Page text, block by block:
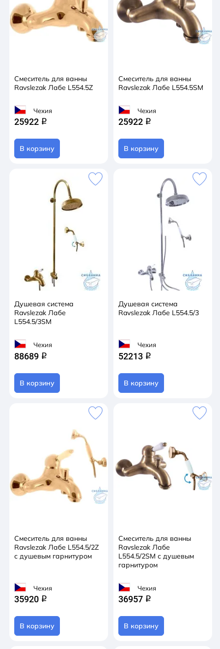
Смеситель для ванны
Ravslezak Лабе L554.5Z
Чехия
25922 q
В корзину
Смеситель для ванны
Ravslezak Лабе L554.5SM
Чехия
25922 q
В корзину
Душевая система
Ravslezak Лабе
L554.5/3SM
Чехия
88689 q
В корзину
Душевая система
Ravslezak Лабе L554.5/3
Чехия
52213 q
В корзину
Смеситель для ванны
Ravslezak Лабе L554.5/2Z
с душевым гарнитуром
Чехия
35920 q
В корзину
Смеситель для ванны
Ravslezak Лабе
L554.5/2SM с душевым
гарнитуром
Чехия
36957 q
В корзину